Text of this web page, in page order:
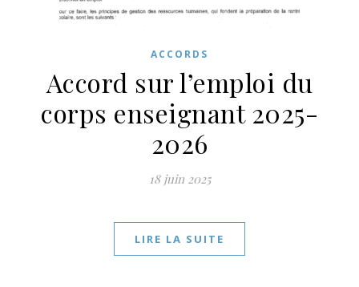
ACCORDS
Accord sur l’emploi du
corps enseignant 2025-
2026
18 juin 2025
LIRE LA SUITE